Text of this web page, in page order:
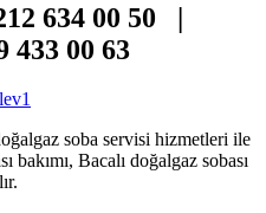
634 00 50 |
433 00 63
soba servisi hizmetleri ile
bakımı, Bacalı doğalgaz sobası